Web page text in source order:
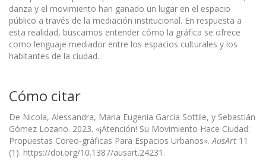
danza y el movimiento han ganado un lugar en el espacio
público a través de la mediación institucional. En respuesta a
esta realidad, buscamos entender cómo la gráfica se ofrece
como lenguaje mediador entre los espacios culturales y los
habitantes de la ciudad.
Cómo citar
De Nicola, Alessandra, Maria Eugenia Garcia Sottile, y Sebastián
Gómez Lozano. 2023. «¡Atención! Su Movimiento Hace Ciudad:
Propuestas Coreo-gráficas Para Espacios Urbanos».AusArt 11
(1). https://doi.org/10.1387/ausart.24231.